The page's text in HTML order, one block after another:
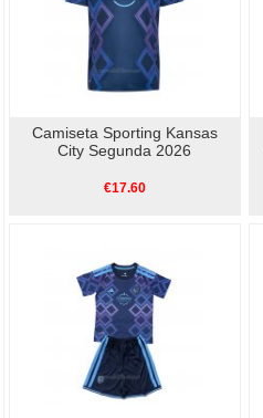
Camiseta Sporting Kansas
City Segunda 2026
€17.60